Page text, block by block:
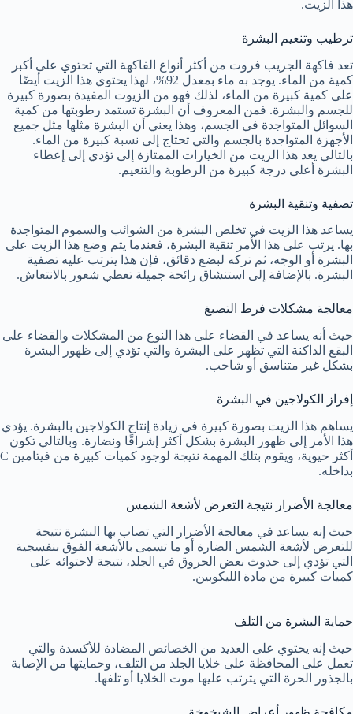
هذا الزيت.
ترطيب وتنعيم البشرة
تعد فاكهة الجريب فروت من أكثر أنواع الفاكهة التي تحتوي على أكبر
كمية من الماء. يوجد به ماء بمعدل 92%، لهذا يحتوي هذا الزيت أيضًا
على كمية كبيرة من الماء، لذلك فهو من الزيوت المفيدة بصورة كبيرة
للجسم والبشرة. فمن المعروف أن البشرة تستمد رطوبتها من كمية
السوائل المتواجدة في الجسم، وهذا يعني أن البشرة مثلها مثل جميع
الأجهزة المتواجدة بالجسم والتي تحتاج إلى نسبة كبيرة من الماء.
بالتالي يعد هذا الزيت من الخيارات الممتازة إلى تؤدي إلى إعطاء
البشرة أعلى درجة كبيرة من الرطوبة والتنعيم.
تصفية وتنقية البشرة
يساعد هذا الزيت في تخلص البشرة من الشوائب والسموم المتواجدة
بها. يرتب على هذا الأمر تنقية البشرة، فعندما يتم وضع هذا الزيت على
البشرة أو الوجه، ثم تركه لبضع دقائق، فإن هذا يترتب عليه تصفية
البشرة. بالإضافة إلى استنشاق رائحة جميلة تعطي شعور بالانتعاش.
معالجة مشكلات فرط التصبغ
حيث أنه يساعد في القضاء على هذا النوع من المشكلات والقضاء على
البقع الداكنة التي تظهر على البشرة والتي تؤدي إلى ظهور البشرة
بشكل غير متناسق أو شاحب.
إفراز الكولاجين في البشرة
يساهم هذا الزيت بصورة كبيرة في زيادة إنتاج الكولاجين بالبشرة. يؤدي
هذا الأمر إلى ظهور البشرة بشكل أكثر إشراقًا ونضارة. وبالتالي تكون
أكثر حيوية، ويقوم بتلك المهمة نتيجة لوجود كميات كبيرة من فيتامين C
بداخله.
معالجة الأضرار نتيجة التعرض لأشعة الشمس
حيث إنه يساعد في معالجة الأضرار التي تصاب بها البشرة نتيجة
للتعرض لأشعة الشمس الضارة أو ما تسمى بالأشعة الفوق بنفسجية
التي تؤدي إلى حدوث بعض الحروق في الجلد، نتيجة لاحتوائه على
كميات كبيرة من مادة الليكوبين.
حماية البشرة من التلف
حيث إنه يحتوي على العديد من الخصائص المضادة للأكسدة والتي
تعمل على المحافظة على خلايا الجلد من التلف، وحمايتها من الإصابة
بالجذور الحرة التي يترتب عليها موت الخلايا أو تلفها.